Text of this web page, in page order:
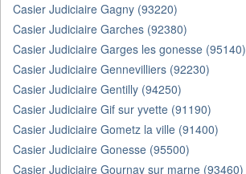
Casier Judiciaire Gagny (93220)
Casier Judiciaire Garches (92380)
Casier Judiciaire Garges les gonesse (95140)
Casier Judiciaire Gennevilliers (92230)
Casier Judiciaire Gentilly (94250)
Casier Judiciaire Gif sur yvette (91190)
Casier Judiciaire Gometz la ville (91400)
Casier Judiciaire Gonesse (95500)
Casier Judiciaire Gournay sur marne (93460)